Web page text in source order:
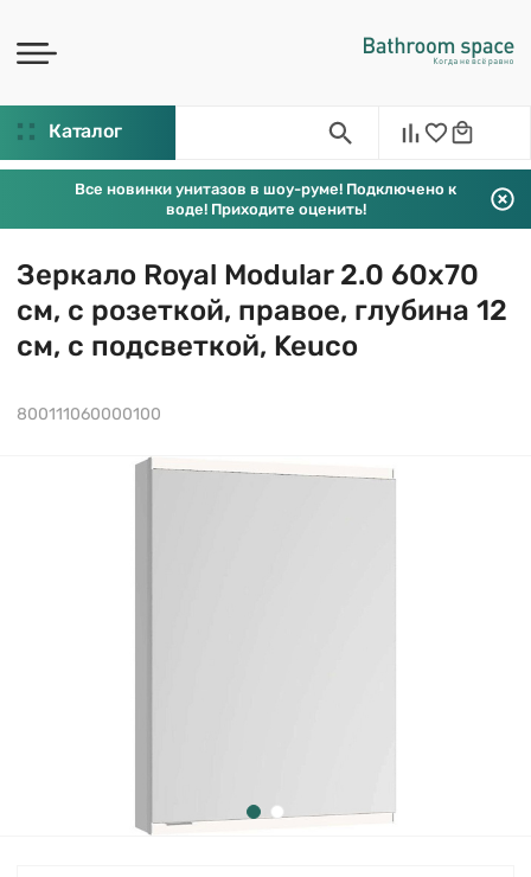
Каталог
Все новинки унитазов в шоу-руме! Подключено к
воде! Приходите оценить!
Зеркало Royal Modular 2.0 60х70
см, с розеткой, правое, глубина 12
см, с подсветкой, Keuco
800111060000100